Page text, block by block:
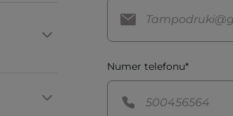
Numer telefonu*